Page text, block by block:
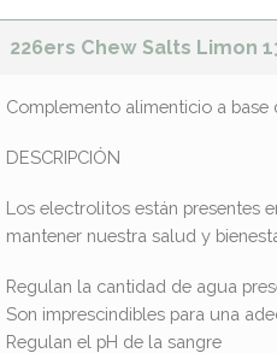
226ers Chew Salts Limon
Complemento alimenticio a
DESCRIPCIÓN
Los electrolitos están presentes
mantener nuestra salud y
Regulan la cantidad de agua
Son imprescindibles para una
Regulan el pH de la sangre